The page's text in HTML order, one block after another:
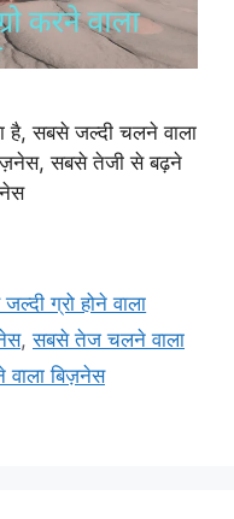
सबसे जल्दी चलने वाला
सबसे तेजी से बढ़ने
ग्रो होने वाला
,सबसे तेज चलने वाला
बिज़नेस